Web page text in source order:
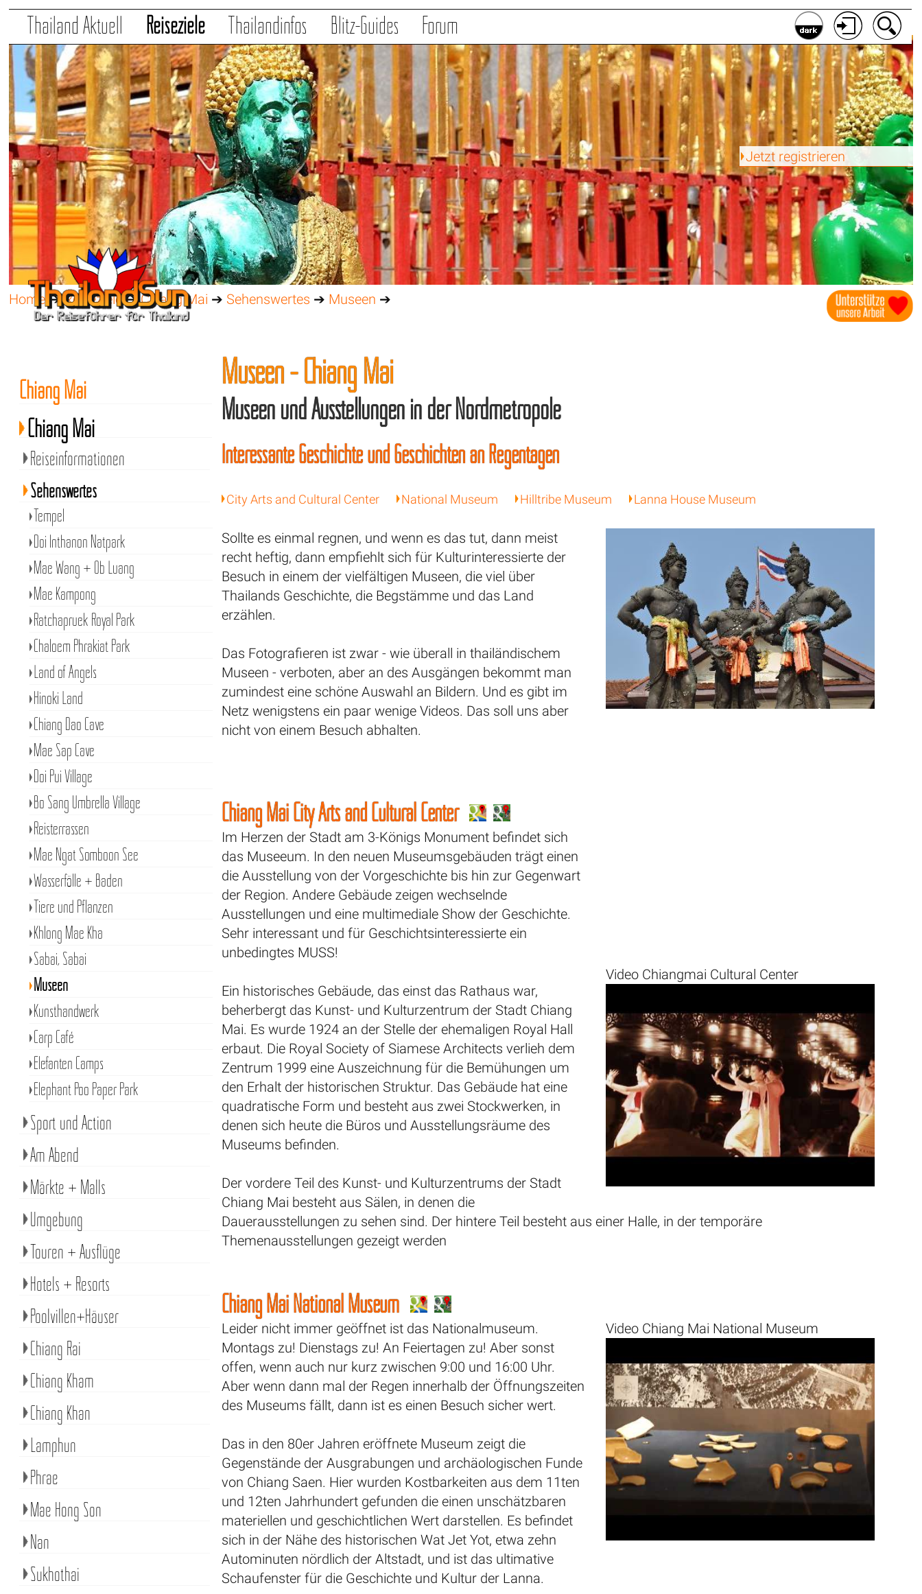
Thailand Aktuell Reiseziele Thailandinfos Blitz-Guides Forum
Jetzt registrieren
Home➔Reiseziele➔Chiang Mai ➔ Sehenswertes ➔ Museen ➔
Museen - Chiang Mai
Museen und Ausstellungen in der Nordmetropole
Interessante Geschichte und Geschichten an Regentagen
City Arts and Cultural Center National Museum Hilltribe Museum Lanna House Museum
Sollte es einmal regnen, und wenn es das tut, dann meist
recht heftig, dann empfiehlt sich für Kulturinteressierte der
Besuch in einem der vielfältigen Museen, die viel über
Thailands Geschichte, die Begstämme und das Land
erzählen.
Das Fotografieren ist zwar - wie überall in thailändischem
Museen - verboten, aber an des Ausgängen bekommt man
zumindest eine schöne Auswahl an Bildern. Und es gibt im
Netz wenigstens ein paar wenige Videos. Das soll uns aber
nicht von einem Besuch abhalten.
Chiang Mai City Arts and Cultural Center
Video Chiangmai Cultural Center
Im Herzen der Stadt am 3-Königs Monument befindet sich
das Museeum. In den neuen Museumsgebäuden trägt einen
die Ausstellung von der Vorgeschichte bis hin zur Gegenwart
der Region. Andere Gebäude zeigen wechselnde
Ausstellungen und eine multimediale Show der Geschichte.
Sehr interessant und für Geschichtsinteressierte ein
unbedingtes MUSS!
Ein historisches Gebäude, das einst das Rathaus war,
beherbergt das Kunst- und Kulturzentrum der Stadt Chiang
Mai. Es wurde 1924 an der Stelle der ehemaligen Royal Hall
erbaut. Die Royal Society of Siamese Architects verlieh dem
Zentrum 1999 eine Auszeichnung für die Bemühungen um
den Erhalt der historischen Struktur. Das Gebäude hat eine
quadratische Form und besteht aus zwei Stockwerken, in
denen sich heute die Büros und Ausstellungsräume des
Museums befinden.
Der vordere Teil des Kunst- und Kulturzentrums der Stadt
Chiang Mai besteht aus Sälen, in denen die
Dauerausstellungen zu sehen sind. Der hintere Teil besteht aus einer Halle, in der temporäre
Themenausstellungen gezeigt werden
Chiang Mai National Museum
Video Chiang Mai National Museum
Leider nicht immer geöffnet ist das Nationalmuseum.
Montags zu! Dienstags zu! An Feiertagen zu! Aber sonst
offen, wenn auch nur kurz zwischen 9:00 und 16:00 Uhr.
Aber wenn dann mal der Regen innerhalb der Öffnungszeiten
des Museums fällt, dann ist es einen Besuch sicher wert.
Das in den 80er Jahren eröffnete Museum zeigt die
Gegenstände der Ausgrabungen und archäologischen Funde
von Chiang Saen. Hier wurden Kostbarkeiten aus dem 11ten
und 12ten Jahrhundert gefunden die einen unschätzbaren
materiellen und geschichtlichen Wert darstellen. Es befindet
sich in der Nähe des historischen Wat Jet Yot, etwa zehn
Autominuten nördlich der Altstadt, und ist das ultimative
Schaufenster für die Geschichte und Kultur der Lanna.
Chiang Mai
Chiang Mai
Reiseinformationen
Sehenswertes
Tempel
Doi Inthanon Natpark
Mae Wang + Ob Luang
Mae Kampong
Ratchapruek Royal Park
Chaloem Phrakiat Park
Land of Angels
Hinoki Land
Chiang Dao Cave
Mae Sap Cave
Doi Pui Village
Bo Sang Umbrella Village
Reisterrassen
Mae Ngat Somboon See
Wasserfälle + Baden
Tiere und Pflanzen
Khlong Mae Kha
Sabai, Sabai
Museen
Kunsthandwerk
Carp Café
Elefanten Camps
Elephant Poo Paper Park
Sport und Action
Am Abend
Märkte + Malls
Umgebung
Touren + Ausflüge
Hotels + Resorts
Poolvillen+Häuser
Chiang Rai
Chiang Kham
Chiang Khan
Lamphun
Phrae
Mae Hong Son
Nan
Sukhothai